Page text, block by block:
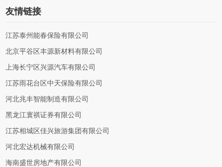
友情链接
江苏泰州能春保险有限公司
北京平谷区丰源新材料有限公司
上海长宁区兴源汽车有限公司
江苏雨花台区中天保险有限公司
河北兆丰智能制造有限公司
黑龙江寰祺证券有限公司
江苏相城区佳兴旅游集团有限公司
河北宏达机械有限公司
海南盛世房地产有限公司